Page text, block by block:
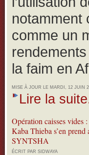
notamment
comme un
la faim en
MISE À JOUR LE MARDI, 12 JUIN
Lire la
Opération caisses vides
Kaba Thieba s’en prend
SYNTSHA
ÉCRIT PAR SIDWAYA